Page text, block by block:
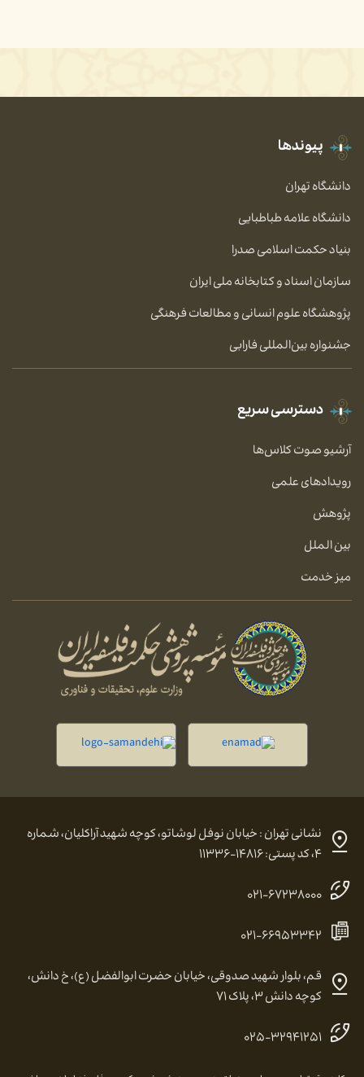
پیوندها
دانشگاه تهران
دانشگاه علامه طباطبایی
بنیاد حکمت اسلامی صدرا
سازمان اسناد و کتابخانه ملی ایران
پژوهشگاه علوم انسانی و مطالعات فرهنگی
جشنواره بین‌المللی فارابی
دسترسی سریع
آرشیو صوت کلاس‌ها
رویدادهای علمی
پژوهش
بین الملل
میز خدمت
نشانی تهران : خیابان نوفل لوشاتو، کوچه شهید آراکلیان، شماره
۴، کد پستی: ۱۴۸۱۶-۱۱۳۳۶
۰۲۱-۶۷۲۳۸۰۰۰
۰۲۱-۶۶۹۵۳۳۴۲
قم، بلوار شهید صدوقی، خیابان حضرت ابوالفضل (ع)، خ دانش،
کوچه دانش ۳، پلاک ۷۱
۰۲۵-۳۲۹۴۱۲۵۱